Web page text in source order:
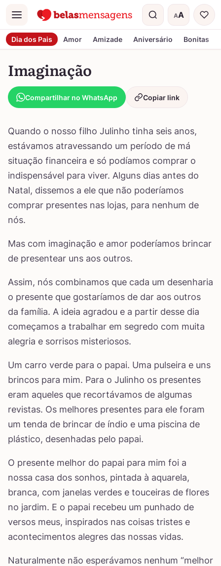
Menu AA
Tamanho do
Dia dos Pais Amor Amizade Aniversário Bonitas
Imaginação
Compartilhar no WhatsApp Copiar link
Quando o nosso filho Julinho tinha seis anos,
estávamos atravessando um período de má
situação financeira e só podíamos comprar o
indispensável para viver. Alguns dias antes do
Natal, dissemos a ele que não poderíamos
comprar presentes nas lojas, para nenhum de
nós.
Mas com imaginação e amor poderíamos brincar
de presentear uns aos outros.
Assim, nós combinamos que cada um desenharia
o presente que gostaríamos de dar aos outros
da família. A ideia agradou e a partir desse dia
começamos a trabalhar em segredo com muita
alegria e sorrisos misteriosos.
Um carro verde para o papai. Uma pulseira e uns
brincos para mim. Para o Julinho os presentes
eram aqueles que recortávamos de algumas
revistas. Os melhores presentes para ele foram
um tenda de brincar de índio e uma piscina de
plástico, desenhadas pelo papai.
O presente melhor do papai para mim foi a
nossa casa dos sonhos, pintada à aquarela,
branca, com janelas verdes e touceiras de flores
no jardim. E o papai recebeu um punhado de
versos meus, inspirados nas coisas tristes e
acontecimentos alegres das nossas vidas.
Naturalmente não esperávamos nenhum “melhor